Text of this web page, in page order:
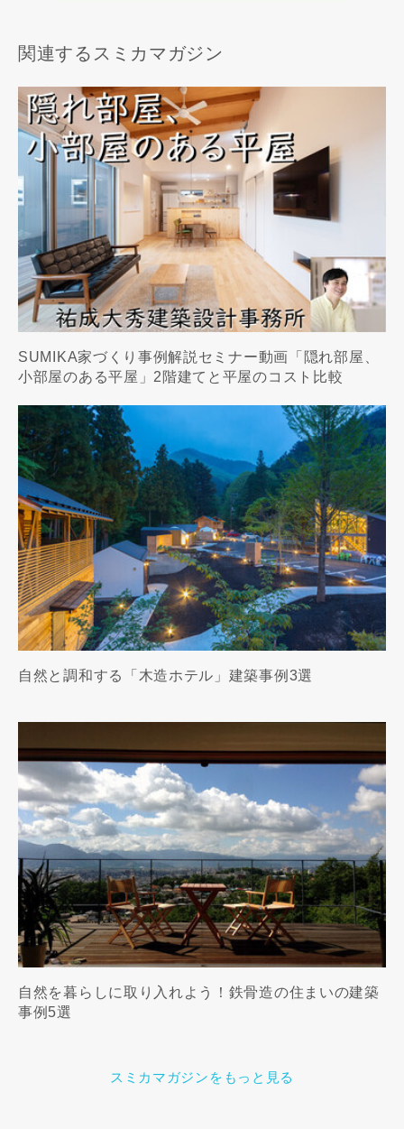
関連するスミカマガジン
SUMIKA家づくり事例解説セミナー動画「隠れ部屋、
小部屋のある平屋」2階建てと平屋のコスト比較
自然と調和する「木造ホテル」建築事例3選
自然を暮らしに取り入れよう！鉄骨造の住まいの建築
事例5選
スミカマガジンをもっと見る